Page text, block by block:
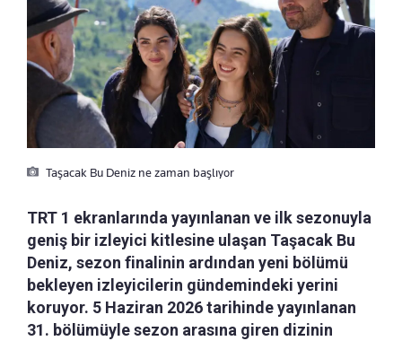
Taşacak Bu Deniz ne zaman başlıyor
TRT 1 ekranlarında yayınlanan ve ilk sezonuyla
geniş bir izleyici kitlesine ulaşan Taşacak Bu
Deniz, sezon finalinin ardından yeni bölümü
bekleyen izleyicilerin gündemindeki yerini
koruyor. 5 Haziran 2026 tarihinde yayınlanan
31. bölümüyle sezon arasına giren dizinin